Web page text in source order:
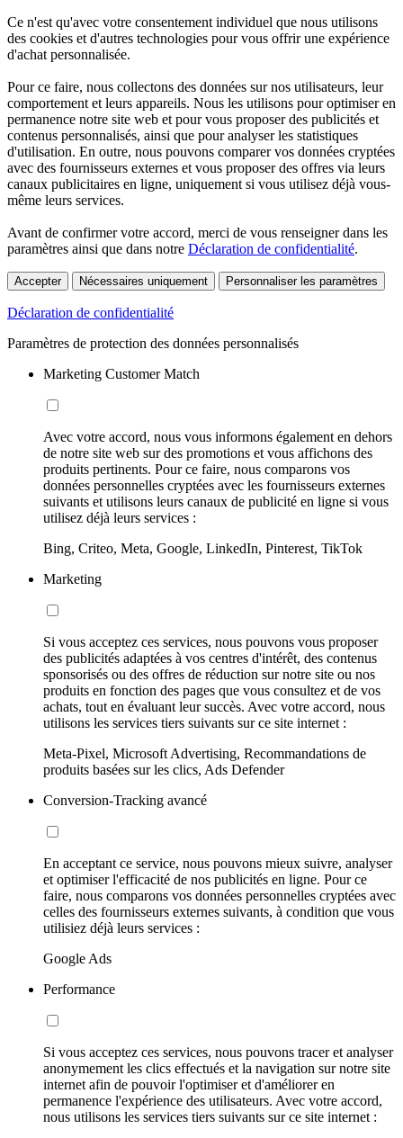
Ce n'est qu'avec votre consentement individuel que nous utilisons
des cookies et d'autres technologies pour vous offrir une expérience
d'achat personnalisée.
Pour ce faire, nous collectons des données sur nos utilisateurs, leur
comportement et leurs appareils. Nous les utilisons pour optimiser en
permanence notre site web et pour vous proposer des publicités et
contenus personnalisés, ainsi que pour analyser les statistiques
d'utilisation. En outre, nous pouvons comparer vos données cryptées
avec des fournisseurs externes et vous proposer des offres via leurs
canaux publicitaires en ligne, uniquement si vous utilisez déjà vous-
même leurs services.
Avant de confirmer votre accord, merci de vous renseigner dans les
paramètres ainsi que dans notre Déclaration de confidentialité.
Accepter Nécessaires uniquement Personnaliser les paramètres
Déclaration de confidentialité
Paramètres de protection des données personnalisés
Marketing Customer Match
Avec votre accord, nous vous informons également en dehors
de notre site web sur des promotions et vous affichons des
produits pertinents. Pour ce faire, nous comparons vos
données personnelles cryptées avec les fournisseurs externes
suivants et utilisons leurs canaux de publicité en ligne si vous
utilisez déjà leurs services :
Bing, Criteo, Meta, Google, LinkedIn, Pinterest, TikTok
Marketing
Si vous acceptez ces services, nous pouvons vous proposer
des publicités adaptées à vos centres d'intérêt, des contenus
sponsorisés ou des offres de réduction sur notre site ou nos
produits en fonction des pages que vous consultez et de vos
achats, tout en évaluant leur succès. Avec votre accord, nous
utilisons les services tiers suivants sur ce site internet :
Meta-Pixel, Microsoft Advertising, Recommandations de
produits basées sur les clics, Ads Defender
Conversion-Tracking avancé
En acceptant ce service, nous pouvons mieux suivre, analyser
et optimiser l'efficacité de nos publicités en ligne. Pour ce
faire, nous comparons vos données personnelles cryptées avec
celles des fournisseurs externes suivants, à condition que vous
utilisiez déjà leurs services :
Google Ads
Performance
Si vous acceptez ces services, nous pouvons tracer et analyser
anonymement les clics effectués et la navigation sur notre site
internet afin de pouvoir l'optimiser et d'améliorer en
permanence l'expérience des utilisateurs. Avec votre accord,
nous utilisons les services tiers suivants sur ce site internet :